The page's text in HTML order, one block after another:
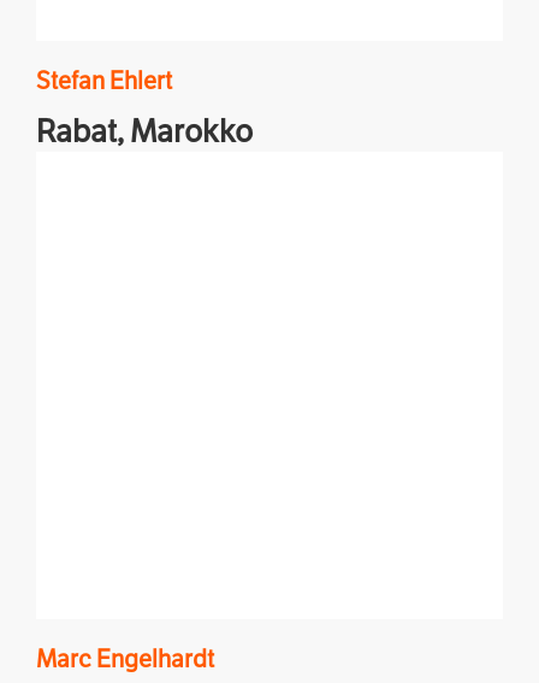
Stefan Ehlert
Rabat,Marokko
Marc Engelhardt